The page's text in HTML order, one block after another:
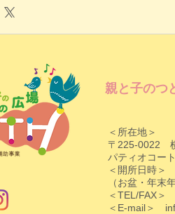
親と子のつ
＜所在地＞
〒225-0022
パティオコー
＜開所日時
（お盆・年末
＜TEL/FAX
＜E-mail＞